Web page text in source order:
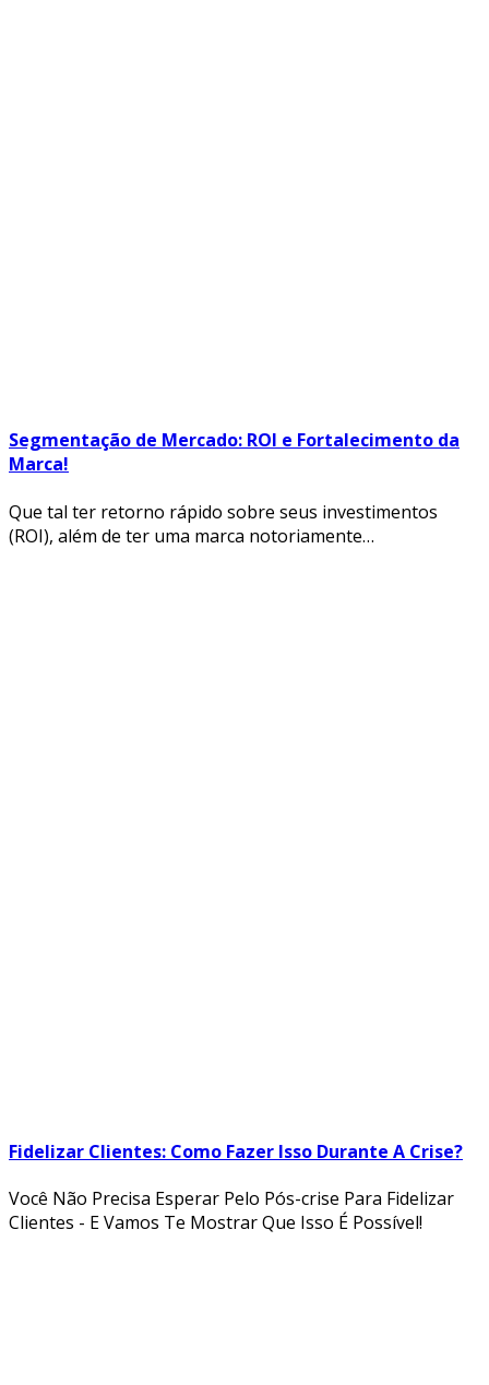
Segmentação de Mercado: ROI e Fortalecimento da
Marca!
Que tal ter retorno rápido sobre seus investimentos
(ROI), além de ter uma marca notoriamente…
Fidelizar Clientes: Como Fazer Isso Durante A Crise?
Você Não Precisa Esperar Pelo Pós-crise Para Fidelizar
Clientes - E Vamos Te Mostrar Que Isso É Possível!